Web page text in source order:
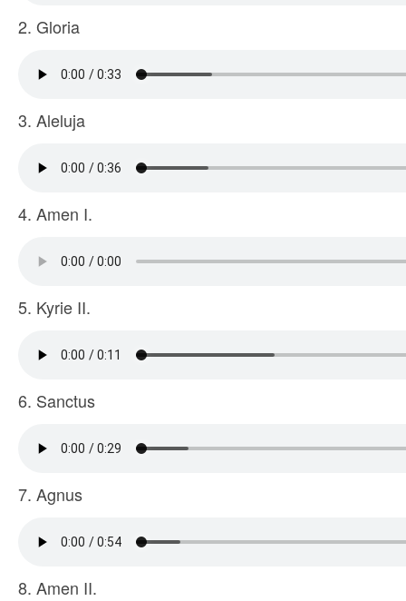
2. Gloria
3. Aleluja
4. Amen I.
5. Kyrie II.
6. Sanctus
7. Agnus
8. Amen II.